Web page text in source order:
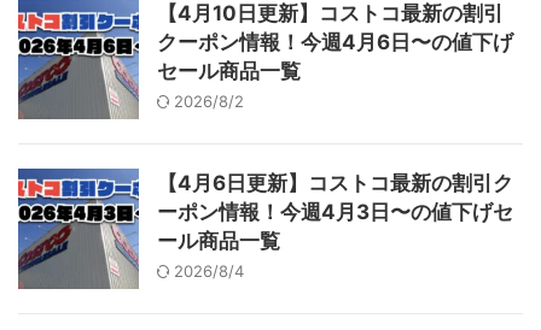
【4月10日更新】コストコ最新の割引
クーポン情報！今週4月6日〜の値下げ
セール商品一覧
2026/8/2
【4月6日更新】コストコ最新の割引ク
ーポン情報！今週4月3日〜の値下げセ
ール商品一覧
2026/8/4